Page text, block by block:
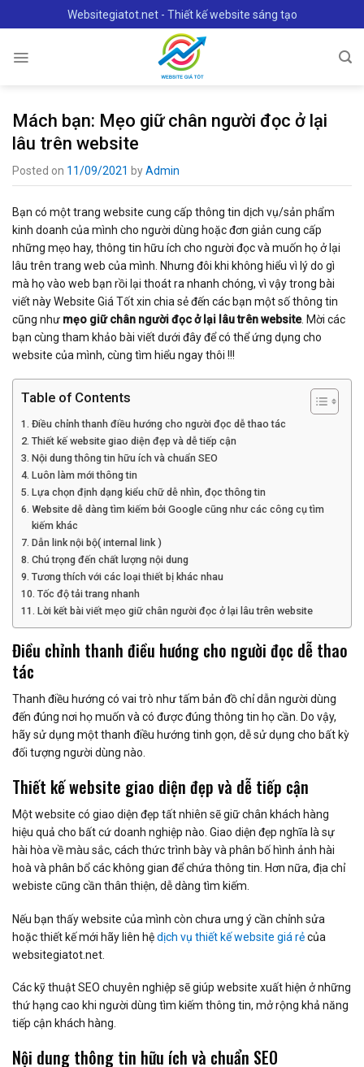
to
Websitegiatot.net - Thiết kế website sáng tạo
Mách bạn: Mẹo giữ chân người đọc ở lại
lâu trên website
Posted on 11/09/2021 byAdmin
Bạn có một trang website cung cấp thông tin dịch vụ/sản phẩm
kinh doanh của mình cho người dùng hoặc đơn giản cung cấp
những mẹo hay, thông tin hữu ích cho người đọc và muốn họ ở lại
lâu trên trang web của mình. Nhưng đôi khi không hiểu vì lý do gì
mà họ vào web bạn rồi lại thoát ra nhanh chóng, vì vậy trong bài
viết này Website Giá Tốt xin chia sẻ đến các bạn một số thông tin
cũng như mẹo giữ chân người đọc ở lại lâu trên website. Mời các
bạn cùng tham khảo bài viết dưới đây để có thể ứng dụng cho
website của mình, cùng tìm hiểu ngay thôi !!!
Table of Contents
Điều chỉnh thanh điều hướng cho người đọc dễ thao tác
Thiết kế website giao diện đẹp và dễ tiếp cận
Nội dung thông tin hữu ích và chuẩn SEO
Luôn làm mới thông tin
Lựa chọn định dạng kiểu chữ dễ nhìn, đọc thông tin
Website dễ dàng tìm kiếm bởi Google cũng như các công cụ tìm
kiếm khác
Dẫn link nội bộ( internal link )
Chú trọng đến chất lượng nội dung
Tương thích với các loại thiết bị khác nhau
Tốc độ tải trang nhanh
Lời kết bài viết mẹo giữ chân người đọc ở lại lâu trên website
Điều chỉnh thanh điều hướng cho người đọc dễ thao
tác
Thanh điều hướng có vai trò như tấm bản đồ chỉ dẫn người dùng
đến đúng nơi họ muốn và có được đúng thông tin họ cần. Do vậy,
hãy sử dụng một thanh điều hướng tinh gọn, dễ sử dụng cho bất kỳ
đối tượng người dùng nào.
Thiết kế website giao diện đẹp và dễ tiếp cận
Một website có giao diện đẹp tất nhiên sẽ giữ chân khách hàng
hiệu quả cho bất cứ doanh nghiệp nào. Giao diện đẹp nghĩa là sự
hài hòa về màu sắc, cách thức trình bày và phân bố hình ảnh hài
hoà và phân bổ các không gian để chứa thông tin. Hơn nữa, địa chỉ
webiste cũng cần thân thiện, dễ dàng tìm kiếm.
Nếu bạn thấy website của mình còn chưa ưng ý cần chỉnh sửa
hoặc thiết kế mới hãy liên hệdịch vụ thiết kế website giá rẻcủa
websitegiatot.net.
Các kỹ thuật SEO chuyên nghiệp sẽ giúp website xuất hiện ở những
thứ hạng cao khi người dùng tìm kiếm thông tin, mở rộng khả năng
tiếp cận khách hàng.
Nội dung thông tin hữu ích và chuẩn SEO